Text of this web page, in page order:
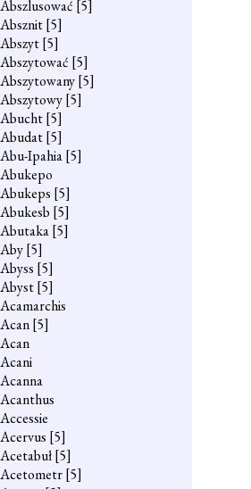
Abszlusować [5]
Absznit[5]
Abszyt[5]
Abszytować [5]
Abszytowany[5]
Abszytowy[5]
Abucht[5]
Abudat[5]
Abu-Ipahia[5]
Abukepo
Abukeps [5]
Abukesb [5]
Abutaka[5]
Aby[5]
Abyss [5]
Abyst[5]
Acamarchis
Acan[5]
Acan
Acani
Acanna
Acanthus
Accessie
Acervus [5]
Acetabuł[5]
Acetometr[5]